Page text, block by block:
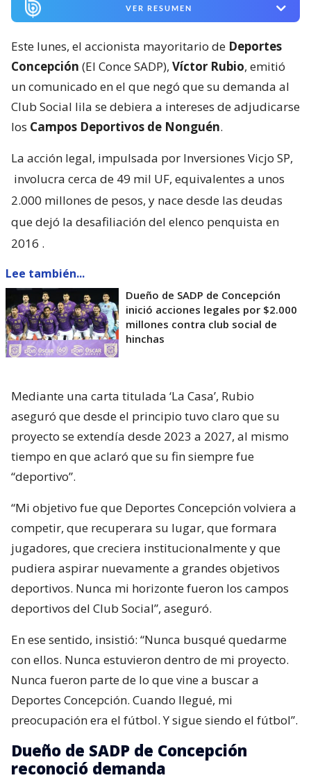
VER RESUMEN
Este lunes, el accionista mayoritario de Deportes
Concepción (El Conce SADP), Víctor Rubio, emitió
un comunicado en el que negó que su demanda al
Club Social lila se debiera a intereses de adjudicarse
los Campos Deportivos de Nonguén.
La acción legal, impulsada por Inversiones Vicjo SP,
involucra cerca de 49 mil UF, equivalentes a unos
2.000 millones de pesos, y nace desde las deudas
que dejó la desafiliación del elenco penquista en
2016 .
Lee también...
Dueño de SADP de Concepción
inició acciones legales por $2.000
millones contra club social de
hinchas
Mediante una carta titulada ‘La Casa’, Rubio
aseguró que desde el principio tuvo claro que su
proyecto se extendía desde 2023 a 2027, al mismo
tiempo en que aclaró que su fin siempre fue
“deportivo”.
“Mi objetivo fue que Deportes Concepción volviera a
competir, que recuperara su lugar, que formara
jugadores, que creciera institucionalmente y que
pudiera aspirar nuevamente a grandes objetivos
deportivos. Nunca mi horizonte fueron los campos
deportivos del Club Social”, aseguró.
En ese sentido, insistió: “Nunca busqué quedarme
con ellos. Nunca estuvieron dentro de mi proyecto.
Nunca fueron parte de lo que vine a buscar a
Deportes Concepción. Cuando llegué, mi
preocupación era el fútbol. Y sigue siendo el fútbol”.
Dueño de SADP de Concepción
reconoció demanda